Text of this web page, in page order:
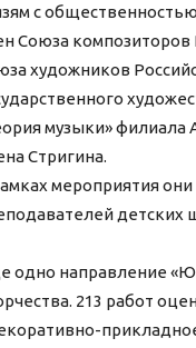
с
Союза композиторов
художников
музыки» филиала
Стригина.
мероприятия
детских
одно направление
213 работ